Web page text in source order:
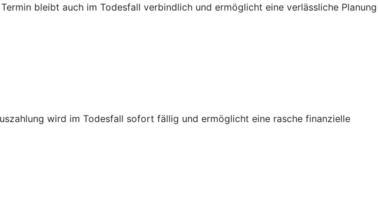
bleibt auch im Todesfall verbindlich und ermöglicht eine verlässliche Planung
wird im Todesfall sofort fällig und ermöglicht eine rasche finanzielle